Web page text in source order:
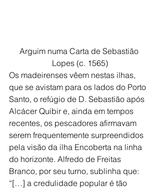
Arguim numa Carta de Sebastião
Lopes (c. 1565)
Os madeirenses vêem nestas ilhas,
que se avistam para os lados do Porto
Santo, o refúgio de D. Sebastião após
Alcácer Quibir e, ainda em tempos
recentes, os pescadores afirmavam
serem frequentemente surpreendidos
pela visão da ilha Encoberta na linha
do horizonte. Alfredo de Freitas
Branco, por seu turno, sublinha que:
“[…] a credulidade popular é tão